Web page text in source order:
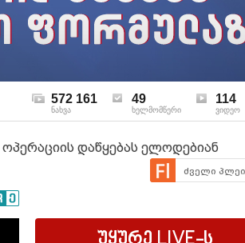
572 161
ნახვა
49
ხელმომწერი
114
ვიდეო
დაწყებას ელოდებიან
ძველი